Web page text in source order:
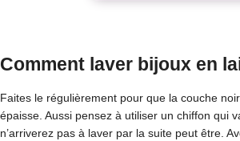
Comment laver bijoux en
Faites le régulièrement pour que la couche
épaisse. Aussi pensez à utiliser un chiffon qui
n’arriverez pas à laver par la suite peut être.